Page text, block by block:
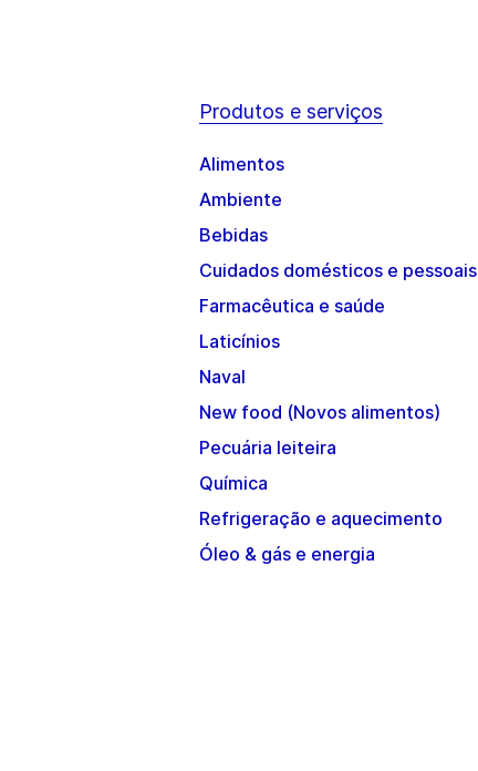
Produtos e serviços
Alimentos
Ambiente
Bebidas
Cuidados domésticos e pessoais
Farmacêutica e saúde
Laticínios
Naval
New food (Novos alimentos)
Pecuária leiteira
Química
Refrigeração e aquecimento
Óleo & gás e energia